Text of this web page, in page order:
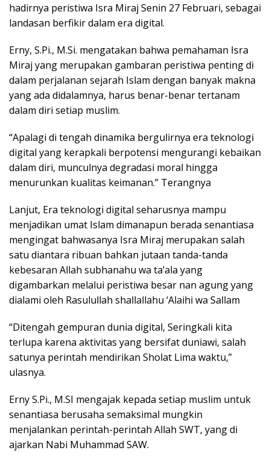
hadirnya peristiwa Isra Miraj Senin 27 Februari, sebagai
landasan berfikir dalam era digital.
Erny, S.Pi., M.Si. mengatakan bahwa pemahaman Isra
Miraj yang merupakan gambaran peristiwa penting di
dalam perjalanan sejarah Islam dengan banyak makna
yang ada didalamnya, harus benar-benar tertanam
dalam diri setiap muslim.
“Apalagi di tengah dinamika bergulirnya era teknologi
digital yang kerapkali berpotensi mengurangi kebaikan
dalam diri, munculnya degradasi moral hingga
menurunkan kualitas keimanan.” Terangnya
Lanjut, Era teknologi digital seharusnya mampu
menjadikan umat Islam dimanapun berada senantiasa
mengingat bahwasanya Isra Miraj merupakan salah
satu diantara ribuan bahkan jutaan tanda-tanda
kebesaran Allah subhanahu wa ta’ala yang
digambarkan melalui peristiwa besar nan agung yang
dialami oleh Rasulullah shallallahu ‘Alaihi wa Sallam
“Ditengah gempuran dunia digital, Seringkali kita
terlupa karena aktivitas yang bersifat duniawi, salah
satunya perintah mendirikan Sholat Lima waktu,”
ulasnya.
Erny S.Pi., M.SI mengajak kepada setiap muslim untuk
senantiasa berusaha semaksimal mungkin
menjalankan perintah-perintah Allah SWT, yang di
ajarkan Nabi Muhammad SAW.